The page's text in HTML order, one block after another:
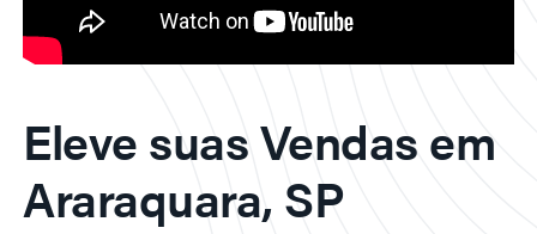
Eleve suas Vendas em
Araraquara, SP